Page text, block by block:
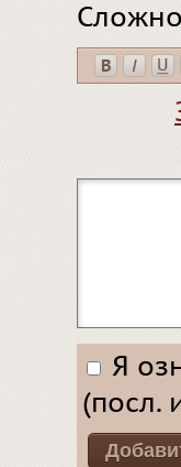
Я
(посл.